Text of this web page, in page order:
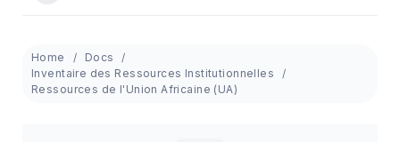
Home
Docs
Inventaire des Ressources Institutionnelles
Ressources de l'Union Africaine (UA)